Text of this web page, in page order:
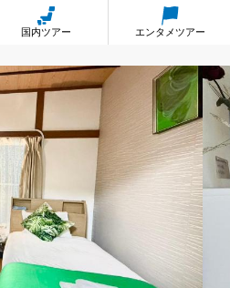
国内ツアー エンタメツアー